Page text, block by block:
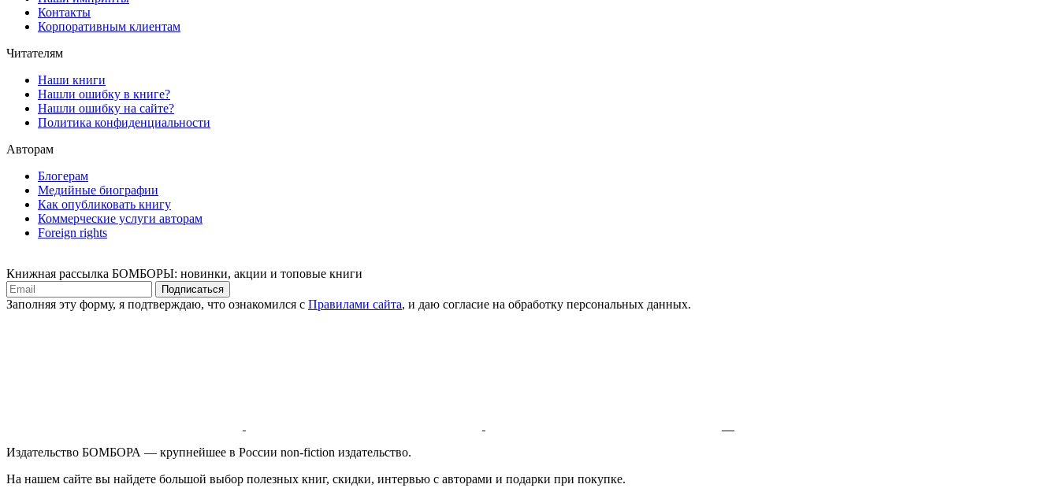
Контакты
Корпоративным клиентам
Читателям
Наши книги
Нашли ошибку в книге?
Нашли ошибку на сайте?
Политика конфиденциальности
Авторам
Блогерам
Медийные биографии
Как опубликовать книгу
Коммерческие услуги авторам
Foreign rights
Книжная рассылка БОМБОРЫ: новинки, акции и топовые книги
Подписаться
Заполняя эту форму, я подтверждаю, что ознакомился с Правилами сайта, и даю согласие на обработку персональных данных.
Издательство БОМБОРА — крупнейшее в России non-fiction издательство.
На нашем сайте вы найдете большой выбор полезных книг, скидки, интервью с авторами и подарки при покупке.